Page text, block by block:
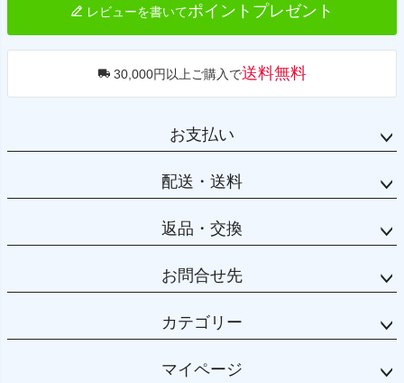
レビューを書いてポイントプレゼント
30,000円以上ご購入で送料無料
お支払い
配送・送料
返品・交換
お問合せ先
カテゴリー
マイページ